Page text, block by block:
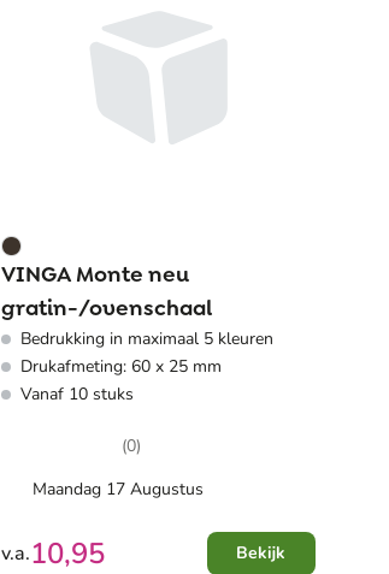
VINGA Monte neu
gratin-/ovenschaal
Bedrukking in maximaal 5 kleuren
Drukafmeting: 60 x 25 mm
Vanaf 10 stuks
(0)
Maandag 17 Augustus
v.a.10,95 Bekijk